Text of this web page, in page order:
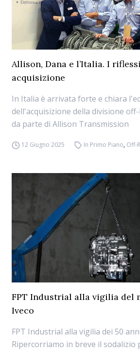
Allison, Dana e l’Italia. I
acquisizione
In Italia è arrivata forte e chiara
dell'acquisizione della divisione
da parte di Allison Transmission
12 Giugno 2025 In Primo Piano, Off-
FPT Industrial alla vigilia del
Iveco
FPT Industrial alla vigilia dei 50
Ripercorriamo in breve il sodalizio